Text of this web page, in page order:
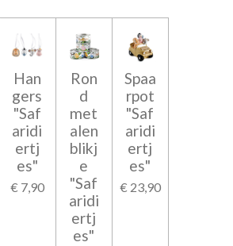
Han
gers
"Saf
aridi
ertj
es"
€ 7,90
Ron
d
met
alen
blikj
e
"Saf
aridi
ertj
es"
Spaa
rpot
"Saf
aridi
ertj
es"
€ 23,90